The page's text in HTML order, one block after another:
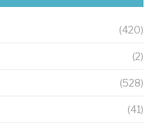
(420)
(2)
(528)
(41)